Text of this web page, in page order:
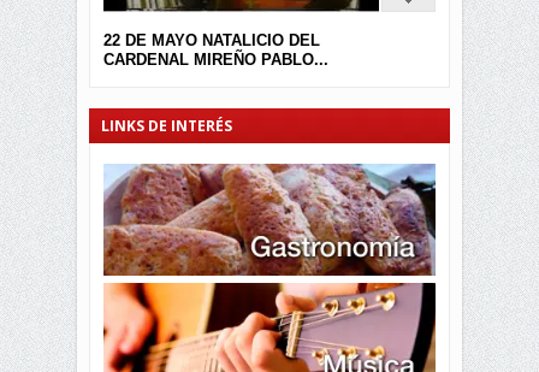
22 DE MAYO NATALICIO DEL
CARDENAL MIREÑO PABLO...
LINKS DE INTERÉS